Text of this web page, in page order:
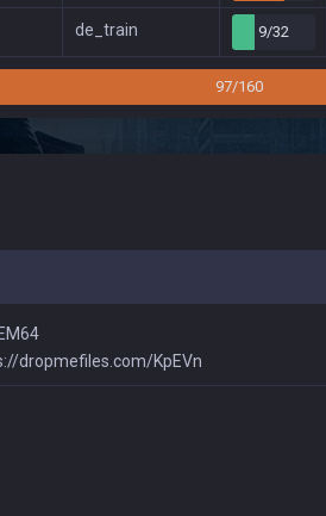
de_train 9/32
97/160
dropmefiles.com/KpEVn